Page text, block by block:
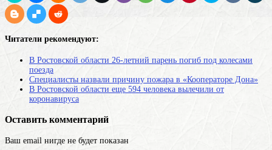
Читатели рекомендуют:
В Ростовской области 26-летний парень погиб под колесами
поезда
Специалисты назвали причину пожара в «Кооператоре Дона»
В Ростовской области еще 594 человека вылечили от
коронавируса
Оставить комментарий
Ваш email нигде не будет показан